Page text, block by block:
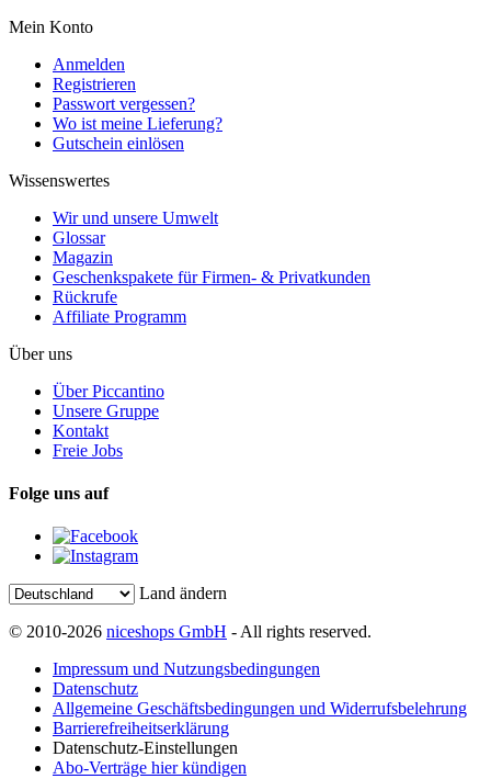
Mein Konto
Anmelden
Registrieren
Passwort vergessen?
Wo ist meine Lieferung?
Gutschein einlösen
Wissenswertes
Wir und unsere Umwelt
Glossar
Magazin
Geschenkspakete für Firmen- & Privatkunden
Rückrufe
Affiliate Programm
Über uns
Über Piccantino
Unsere Gruppe
Kontakt
Freie Jobs
Folge uns auf
Land ändern
© 2010-2026 niceshops GmbH - All rights reserved.
Impressum und Nutzungsbedingungen
Datenschutz
Allgemeine Geschäftsbedingungen und Widerrufsbelehrung
Barrierefreiheitserklärung
Datenschutz-Einstellungen
Abo-Verträge hier kündigen